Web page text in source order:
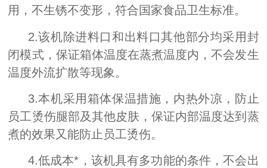
用，不生锈不变形，符合国家食品卫生标准。
2.该机除进料口和出料口其他部分均采用封
闭模式，保证箱体温度在蒸煮温度内，不会发生
温度外流扩散等现象。
3.本机采用箱体保温措施，内热外凉，防止
员工烫伤腿部及其他皮肤，保证内部温度达到蒸
煮的效果又能防止员工烫伤。
4.低成本*，该机具有多功能的条件，不会出